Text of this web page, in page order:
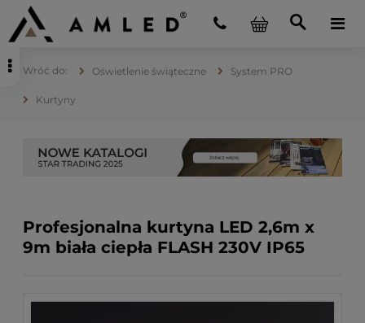
Oświetlenie świąteczne System PRO
Kurtyny
Profesjonalna kurtyna LED 2,6m x
9m biała ciepła FLASH 230V IP65